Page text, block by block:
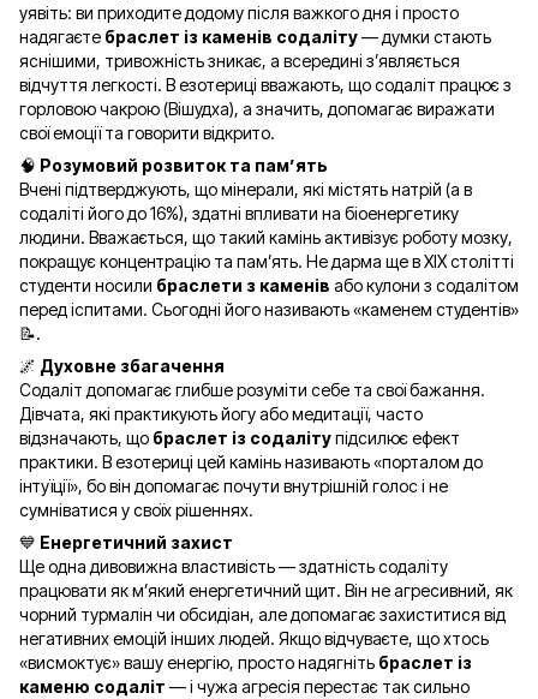
уявіть: ви приходите додому після важкого дня і просто
надягаєте браслет із каменів содаліту— думки стають
яснішими, тривожність зникає, а всередині з’являється
відчуття легкості. В езотериці вважають, що содаліт працює з
горловою чакрою (Вішудха), а значить, допомагає виражати
свої емоції та говорити відкрито.
🧠 Розумовий розвиток та пам’ять
Вчені підтверджують, що мінерали, які містять натрій (а в
содаліті його до 16%), здатні впливати на біоенергетику
людини. Вважається, що такий камінь активізує роботу мозку,
покращує концентрацію та пам’ять. Не дарма ще в XIX столітті
студенти носили браслети з каменів або кулони з содалітом
перед іспитами. Сьогодні його називають «каменем студентів»
📝.
🌌 Духовне збагачення
Содаліт допомагає глибше розуміти себе та свої бажання.
Дівчата, які практикують йогу або медитації, часто
відзначають, що браслет із содалітупідсилює ефект
практики. В езотериці цей камінь називають «порталом до
інтуїції», бо він допомагає почути внутрішній голос і не
сумніватися у своїх рішеннях.
💙 Енергетичний захист
Ще одна дивовижна властивість — здатність содаліту
працювати як м’який енергетичний щит. Він не агресивний, як
чорний турмалін чи обсидіан, але допомагає захиститися від
негативних емоцій інших людей. Якщо відчуваєте, що хтось
«висмоктує» вашу енергію, просто надягніть браслет із
каменю содаліт — і чужа агресія перестає так сильно